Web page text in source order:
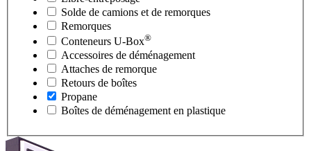
Solde de camions et de remorques
Remorques
Conteneurs U-Box®
Accessoires de déménagement
Attaches de remorque
Retours de boîtes
Propane
Boîtes de déménagement en plastique